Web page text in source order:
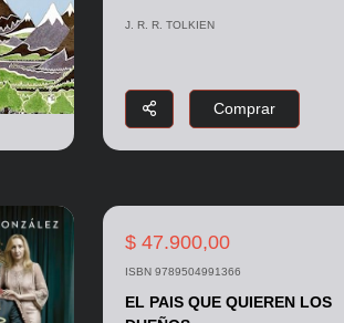
J. R. R. TOLKIEN
Comprar
$ 47.900,00
ISBN 9789504991366
EL PAIS QUE QUIEREN LOS